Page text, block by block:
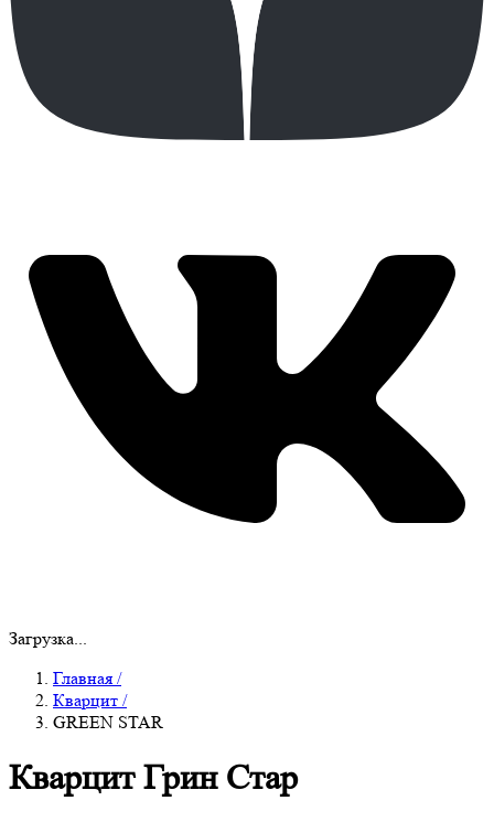
Загрузка...
Главная /
Кварцит /
GREEN STAR
Кварцит Грин Стар